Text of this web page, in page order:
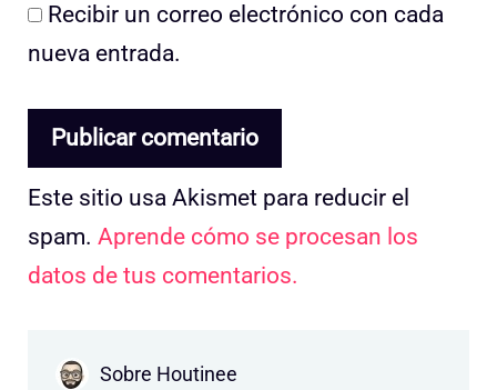
Recibir un correo electrónico con cada
nueva entrada.
Este sitio usa Akismet para reducir el
spam. Aprende cómo se procesan los
datos de tus comentarios.
Sobre Houtinee